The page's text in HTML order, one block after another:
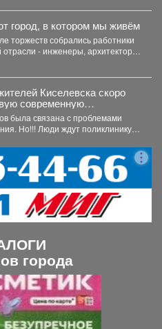
город, в котором мы живём
торжеств собрались работники
- инженеры, архитекторы,
Киселевска скоро
современную
была связана с проблемами
города